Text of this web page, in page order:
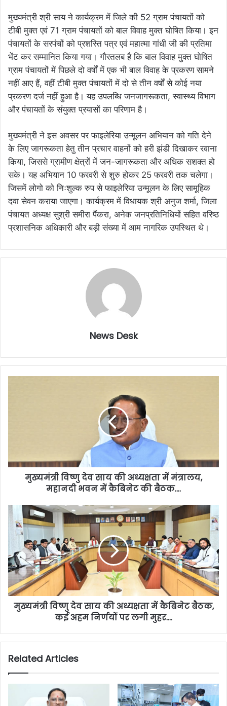
मुख्यमंत्री श्री साय ने कार्यक्रम में जिले की 52 ग्राम पंचायतों को
टीबी मुक्त एवं 71 ग्राम पंचायतों को बाल विवाह मुक्त घोषित किया। इन
पंचायतों के सरपंचों को प्रशस्ति पत्र एवं महात्मा गांधी जी की प्रतिमा
भेंट कर सम्मानित किया गया। गौरतलब है कि बाल विवाह मुक्त घोषित
ग्राम पंचायतों में पिछले दो वर्षों में एक भी बाल विवाह के प्रकरण सामने
नहीं आए हैं, वहीं टीबी मुक्त पंचायतों में दो से तीन वर्षों से कोई नया
प्रकरण दर्ज नहीं हुआ है। यह उपलब्धि जनजागरूकता, स्वास्थ्य विभाग
और पंचायतों के संयुक्त प्रयासों का परिणाम है।
मुख्यमंत्री ने इस अवसर पर फाइलेरिया उन्मूलन अभियान को गति देने
के लिए जागरूकता हेतु तीन प्रचार वाहनों को हरी झंडी दिखाकर रवाना
किया, जिससे ग्रामीण क्षेत्रों में जन-जागरूकता और अधिक सशक्त हो
सके। यह अभियान 10 फरवरी से शुरु होकर 25 फरवरी तक चलेगा।
जिसमें लोगो को निःशुल्क रुप से फाइलेरिया उन्मूलन के लिए सामूहिक
दवा सेवन कराया जाएगा। कार्यक्रम में विधायक श्री अनुज शर्मा, जिला
पंचायत अध्यक्ष सुश्री समीरा पैंकरा, अनेक जनप्रतिनिधियों सहित वरिष्ठ
प्रशासनिक अधिकारी और बड़ी संख्या में आम नागरिक उपस्थित थे।
News Desk
मुख्यमंत्री विष्णु देव साय की अध्यक्षता में मंत्रालय,
महानदी भवन में कैबिनेट की बैठक….
मुख्यमंत्री विष्णु देव साय की अध्यक्षता में कैबिनेट बैठक,
कई अहम निर्णयों पर लगी मुहर….
Related Articles